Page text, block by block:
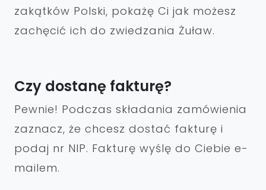
zakątków Polski, pokażę Ci jak możesz
zachęcić ich do zwiedzania Żuław.
Czy dostanę fakturę?
Pewnie! Podczas składania zamówienia
zaznacz, że chcesz dostać fakturę i
podaj nr NIP. Fakturę wyślę do Ciebie e-
mailem.